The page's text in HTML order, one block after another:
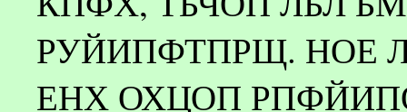
РУЙИПФТПРЩ. НОЕ
ЕНХ ОХЦОП